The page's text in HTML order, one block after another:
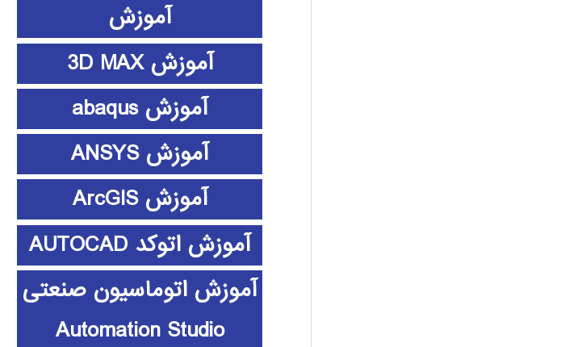
آموزش
آموزش 3D MAX
آموزش abaqus
آموزش ANSYS
آموزش ArcGIS
آموزش اتوکد AUTOCAD
آموزش اتوماسیون صنعتی
Automation Studio